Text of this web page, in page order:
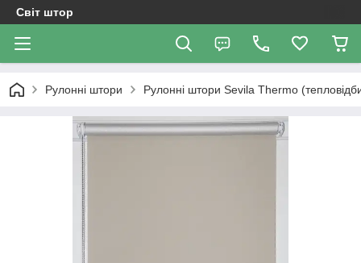
Світ штор
Рулонні штори Рулонні штори Sevila Thermo